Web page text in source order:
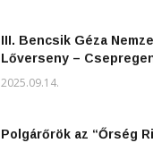
III. Bencsik Géza
Lőverseny –
2025.09.14.
Polgárőrök az “Őrség